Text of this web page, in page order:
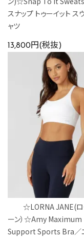
スナップ トゥーイット ス
ャツ
13,800円(税抜)
☆LORNA JANE(ロ
ーン）☆Amy Maximum
Support Sports Bra／